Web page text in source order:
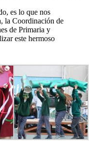
es lo que nos
la Coordinación de
de Primaria y
este hermoso